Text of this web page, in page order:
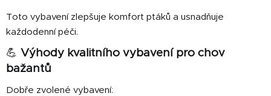
Toto vybavení zlepšuje komfort ptáků a usnadňuje
každodenní péči.
💪 Výhody kvalitního vybavení pro chov
bažantů
Dobře zvolené vybavení: